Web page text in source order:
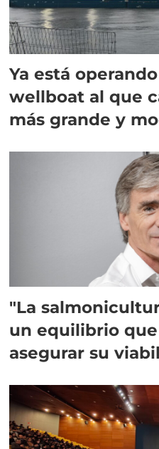
Ya está
wellboat al que
más grande y
"La
un equilibrio
asegurar su